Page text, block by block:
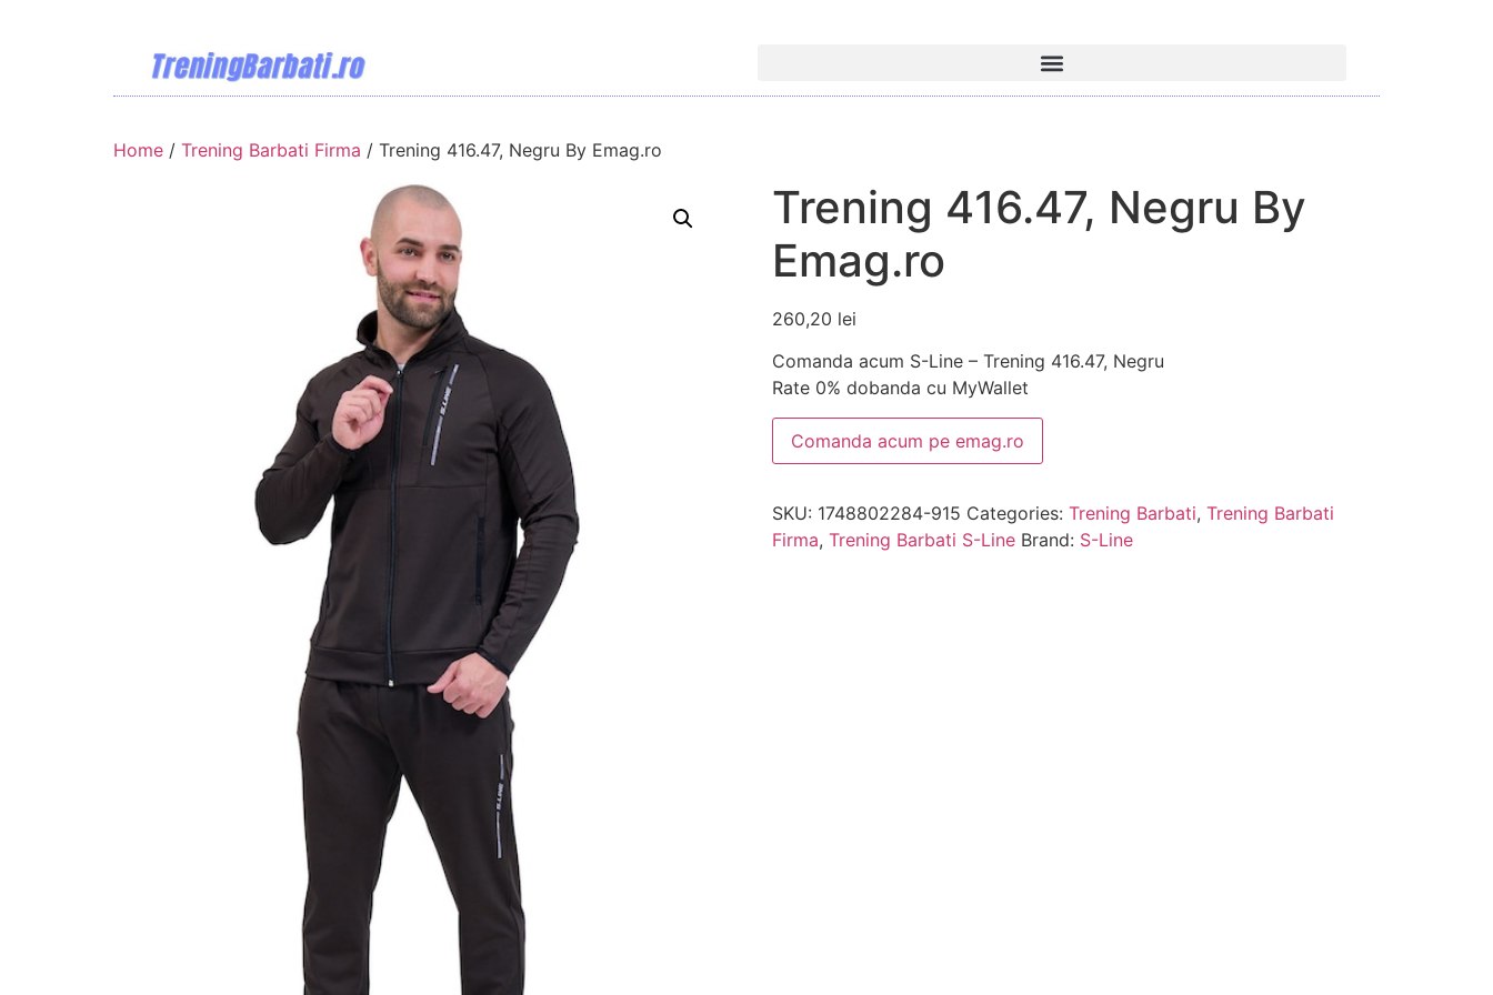
Home / Trening Barbati Firma / Trening 416.47, Negru By Emag.ro
Trening 416.47, Negru By
Emag.ro
260,20 lei
Comanda acum S-Line – Trening 416.47, Negru
Rate 0% dobanda cu MyWallet
Comanda acum pe emag.ro
SKU: 1748802284-915 Categories: Trening Barbati, Trening Barbati
Firma, Trening Barbati S-Line Brand: S-Line